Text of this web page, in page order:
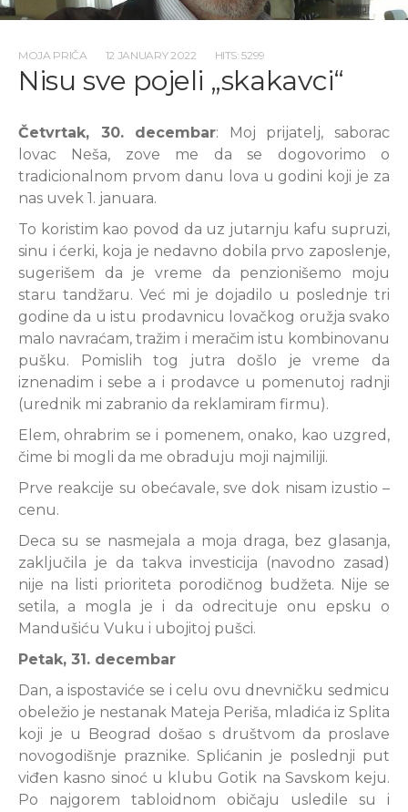
MOJA PRIČA 12 JANUARY 2022 HITS: 5299
Nisu sve pojeli „skakavci“
Četvrtak, 30. decembar: Moj prijatelj, saborac
lovac Neša, zove me da se dogovorimo o
tradicionalnom prvom danu lova u godini koji je za
nas uvek 1. januara.
To koristim kao povod da uz jutarnju kafu supruzi,
sinu i ćerki, koja je nedavno dobila prvo zaposlenje,
sugerišem da je vreme da penzionišemo moju
staru tandžaru. Već mi je dojadilo u poslednje tri
godine da u istu prodavnicu lovačkog oružja svako
malo navraćam, tražim i meračim istu kombinovanu
pušku. Pomislih tog jutra došlo je vreme da
iznenadim i sebe a i prodavce u pomenutoj radnji
(urednik mi zabranio da reklamiram firmu).
Elem, ohrabrim se i pomenem, onako, kao uzgred,
čime bi mogli da me obraduju moji najmiliji.
Prve reakcije su obećavale, sve dok nisam izustio –
cenu.
Deca su se nasmejala a moja draga, bez glasanja,
zaključila je da takva investicija (navodno zasad)
nije na listi prioriteta porodičnog budžeta. Nije se
setila, a mogla je i da odrecituje onu epsku o
Mandušiću Vuku i ubojitoj pušci.
Petak, 31. decembar
Dan, a ispostaviće se i celu ovu dnevničku sedmicu
obeležio je nestanak Mateja Periša, mladića iz Splita
koji je u Beograd došao s društvom da proslave
novogodišnje praznike. Splićanin je poslednji put
viđen kasno sinoć u klubu Gotik na Savskom keju.
Po najgorem tabloidnom običaju usledile su i